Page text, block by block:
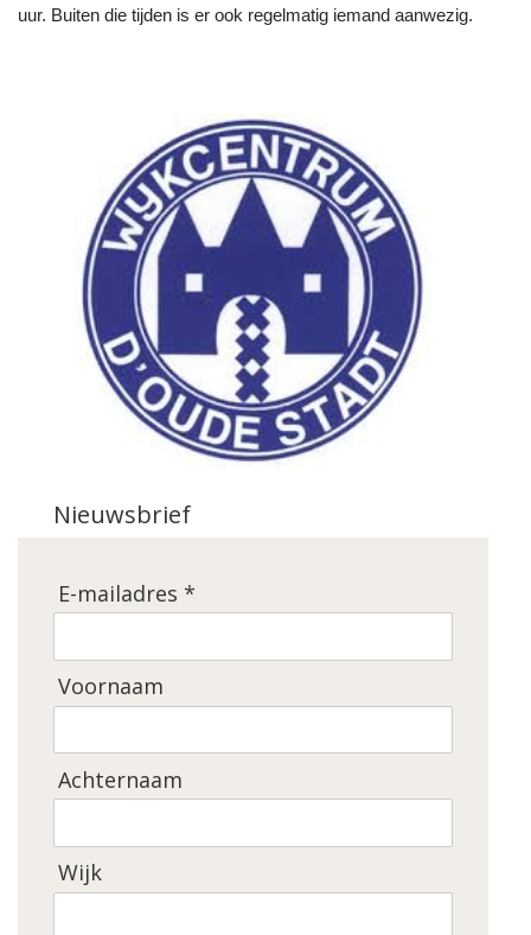
uur. Buiten die tijden is er ook regelmatig iemand aanwezig.
Nieuwsbrief
E-mailadres *
Voornaam
Achternaam
Wijk